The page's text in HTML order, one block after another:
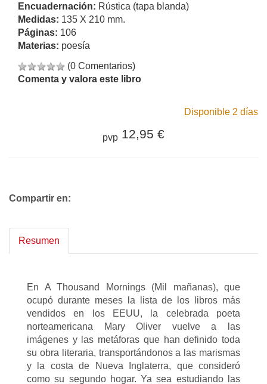
Encuadernación: Rústica (tapa blanda)
Medidas: 135 X 210 mm.
Páginas: 106
Materias: poesía
(0 Comentarios)
Comenta y valora este libro
Disponible 2 días
pvp 12,95 €
Compartir en:
Resumen
En A Thousand Mornings (Mil mañanas), que
ocupó durante meses la lista de los libros más
vendidos en los EEUU, la celebrada poeta
norteamericana Mary Oliver vuelve a las
imágenes y las metáforas que han definido toda
su obra literaria, transportándonos a las marismas
y la costa de Nueva Inglaterra, que consideró
como su segundo hogar. Ya sea estudiando las